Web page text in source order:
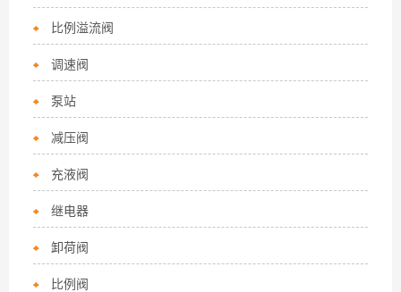
比例溢流阀
调速阀
泵站
减压阀
充液阀
继电器
卸荷阀
比例阀